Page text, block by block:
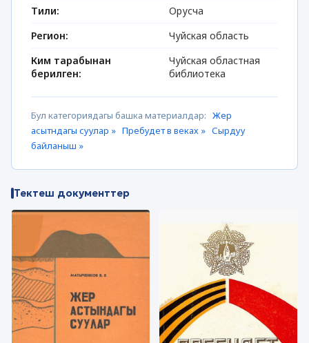
Тили:
Орусча
Регион:
Чуйская область
Ким тарабынан
берилген:
Чуйская областная
библиотека
Бул категориядагы башка материалдар: Жер
асытндагы суулар » Пребудет в веках » Сырдуу
байланыш »
Тектеш документтер